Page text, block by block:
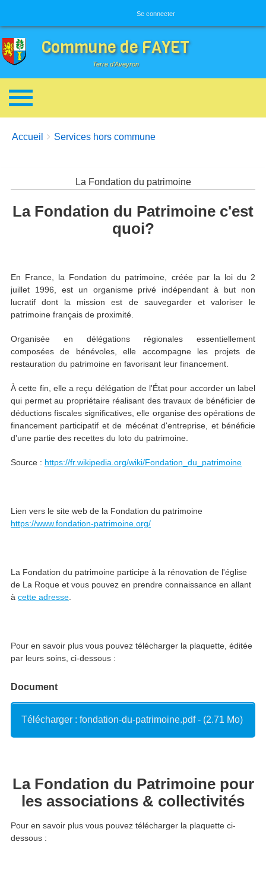
Se connecter
Commune de FAYET
Terre d'Aveyron
Breadcrumbs
You are here:
Accueil Services hors commune
La Fondation du patrimoine
La Fondation du Patrimoine c'est
quoi?
En France, la Fondation du patrimoine, créée par la loi du 2
juillet 1996, est un organisme privé indépendant à but non
lucratif dont la mission est de sauvegarder et valoriser le
patrimoine français de proximité.
Organisée en délégations régionales essentiellement
composées de bénévoles, elle accompagne les projets de
restauration du patrimoine en favorisant leur financement.
À cette fin, elle a reçu délégation de l'État pour accorder un label
qui permet au propriétaire réalisant des travaux de bénéficier de
déductions fiscales significatives, elle organise des opérations de
financement participatif et de mécénat d'entreprise, et bénéficie
d'une partie des recettes du loto du patrimoine.
Source : https://fr.wikipedia.org/wiki/Fondation_du_patrimoine
Lien vers le site web de la Fondation du patrimoine
https://www.fondation-patrimoine.org/
La Fondation du patrimoine participe à la rénovation de l'église
de La Roque et vous pouvez en prendre connaissance en allant
à cette adresse
Pour en savoir plus vous pouvez télécharger la plaquette, éditée
par leurs soins, ci-dessous :
Document
Télécharger : fondation-du-patrimoine.pdf - (2.71 Mo)
La Fondation du Patrimoine pour
les associations & collectivités
Pour en savoir plus vous pouvez télécharger la plaquette ci-
dessous :